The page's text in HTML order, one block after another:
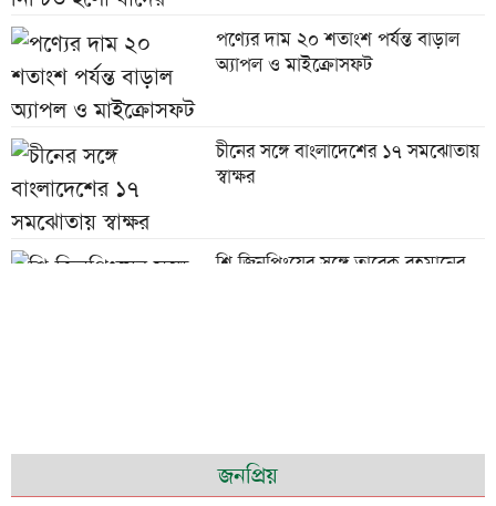
পণ্যের দাম ২০ শতাংশ পর্যন্ত বাড়াল
অ্যাপল ও মাইক্রোসফট
চীনের সঙ্গে বাংলাদেশের ১৭ সমঝোতায়
স্বাক্ষর
শি জিনপিংয়ের সঙ্গে তারেক রহমানের
চট্টগ্রামে মসজিদে চুরি হওয়া পৌনে ২
লাখ টাকাসহ আটক ২
জনপ্রিয়